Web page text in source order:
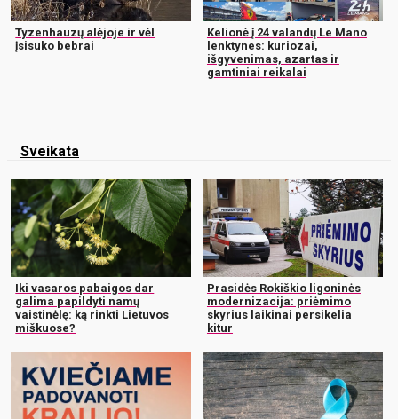
Tyzenhauzų alėjoje ir vėl
įsisuko bebrai
Kelionė į 24 valandų Le Mano
lenktynes: kuriozai,
išgyvenimas, azartas ir
gamtiniai reikalai
Sveikata
Iki vasaros pabaigos dar
galima papildyti namų
vaistinėlę: ką rinkti Lietuvos
miškuose?
Prasidės Rokiškio ligoninės
modernizacija: priėmimo
skyrius laikinai persikelia
kitur